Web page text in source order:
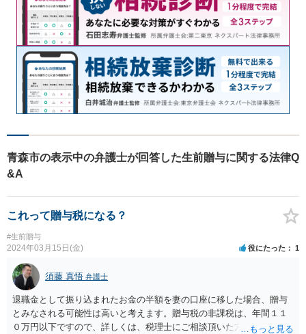
青森市の表示中の弁護士が回答した生前贈与に関する法律Q
&A
これって贈与税になる？
#生前贈与
2024年03月15日(金) 役にたった 1
須藤 真悟 弁護士
退職金として振り込まれたお金の半額を妻の口座に移した場合、贈与
とみなされる可能性は高いと考えます。贈与税の非課税は、年間１１
０万円以下ですので、詳しくは、税理士にご相談頂いた方がよいと考